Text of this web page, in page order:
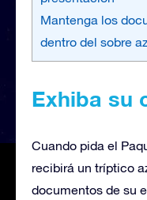
Mantenga los
dentro del sobre
Exhiba su
Cuando pida el
recibirá un tríptico
documentos de su